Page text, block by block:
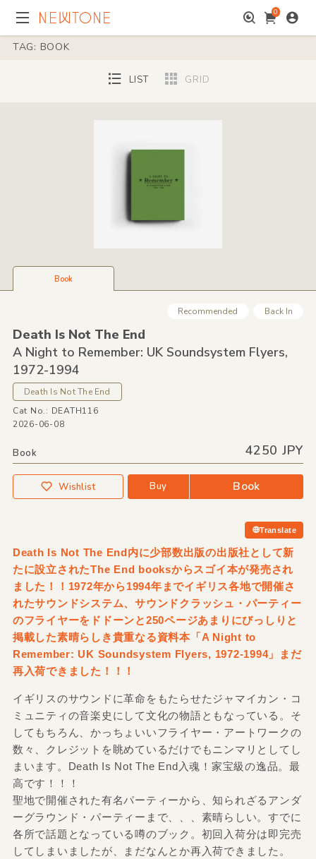
0
TAG: BOOK
LIST GRID
Book
Recommended Back In
Death Is Not The End
A Night to Remember: UK Soundsystem Flyers,
1972-1994
Death Is Not The End
Cat No.: DEATH116
2026-06-08
Book 4250 JPY
Wishlist Buy Book
Translate
Death Is Not The End内に少部数出版の出版社として新
たに設立されたThe End booksからスゴイ本が発売され
ました！！1972年から1994年までイギリス各地で開催さ
れたサウンドシステム、サウンドクラッシュ・パーティー
のフライヤーをドドーンと250ページあまりにびっしりと
掲載した素晴らしき貴重なる資料本「A Night to
Remember: UK Soundsystem Flyers, 1972-1994」まだ
再入荷できました！！！
イギリスのサウンドに革命をもたらせたジャマイカン・コ
ミュニティの音楽史にして文化の物語ともなっている。そ
してもちろん、かっちょいいフライヤー・アートワークの
数々、クレジットを眺めているだけでもニンマリとしてし
まいます。Death Is Not The End入魂！家宝級の逸品。最
高です！！！
聖地で開催された有名パーティーから、知られざるアンダ
ーグラウンド・パーティーまで、、、素晴らしい。すでに
各所で話題となっている噂のブック。初回入荷分は即完売
してしまいましたが、まだなんとか再入荷できました。